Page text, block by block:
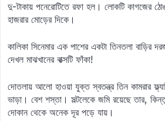
দু-টাকায় পনেরোটিতে রফা হল। লোকটি কাগজের
হাজরার মোড়ের দিকে।
কালিকা সিনেমার এক পাশের একটা তিনতলা বাড়ির
দেখল মাঝখানের বাক্সটি ফাঁকা!
দোতলায় আলো হাওয়া যুক্ত স্বতন্ত্র তিন কামরার
ভাড়া। বেশ শস্তা। সল্টলেকে জমি রয়েছে তার,
দোকান থেকে অনেক দূর পড়ে যায়।